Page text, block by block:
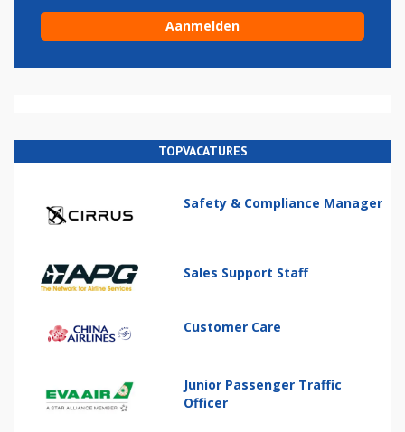
TOPVACATURES
Safety & Compliance Manager
Sales Support Staff
Customer Care
Junior Passenger Traffic
Officer